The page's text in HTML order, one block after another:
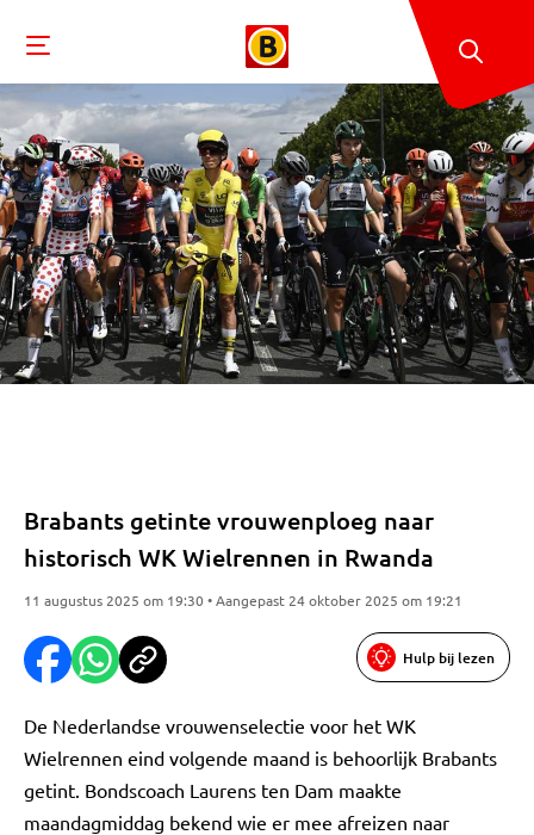
Brabants getinte vrouwenploeg naar
historisch WK Wielrennen in Rwanda
11 augustus 2025 om 19:30 • Aangepast 24 oktober 2025 om 19:21
Hulp bij lezen
De Nederlandse vrouwenselectie voor het WK
Wielrennen eind volgende maand is behoorlijk Brabants
getint. Bondscoach Laurens ten Dam maakte
maandagmiddag bekend wie er mee afreizen naar